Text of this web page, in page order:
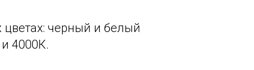
черный и белый
4000К.